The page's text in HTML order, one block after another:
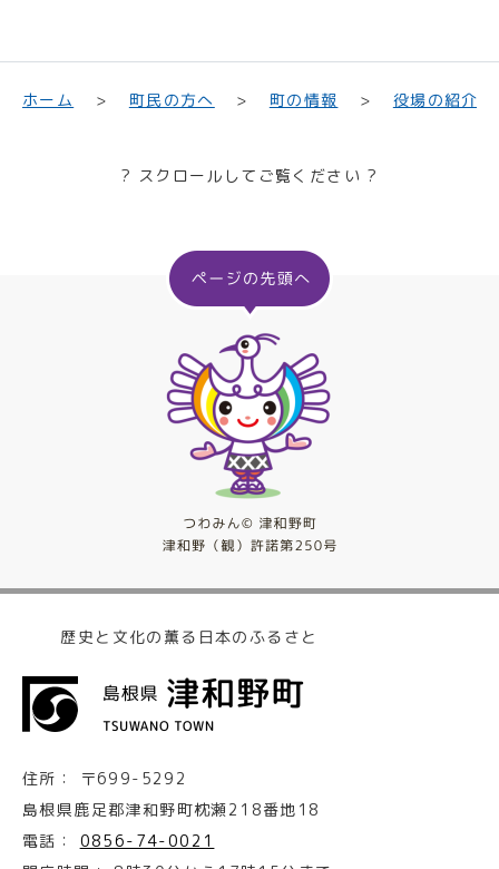
ホーム 町民の方へ 町の情報 役場の紹介
? スクロールしてご覧ください ?
歴史と文化の薫る日本のふるさと
住所：
〒699-5292
島根県鹿足郡津和野町枕瀬218番地18
電話：
0856-74-0021